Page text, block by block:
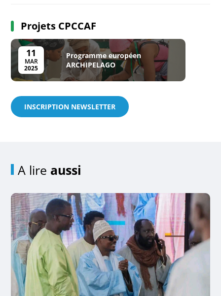
Projets CPCCAF
11
MAR
2025
Programme européen
ARCHIPELAGO
INSCRIPTION NEWSLETTER
A lire aussi